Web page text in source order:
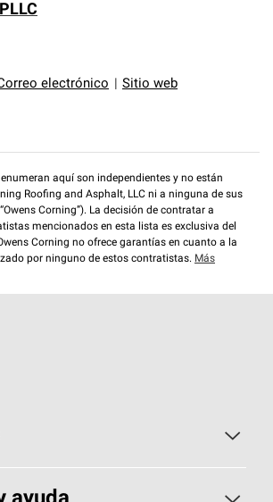
electrónico Sitio web
aquí son independientes y no están
Roofing and Asphalt, LLC ni a ninguna de sus
Corning”). La decisión de contratar a
mencionados en esta lista es exclusiva del
Corning no ofrece garantías en cuanto a la
por ninguno de estos contratistas. Más